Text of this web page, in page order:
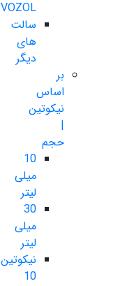
VOZOL
سالت
های
دیگر
بر
اساس
نیکوتین
|
حجم
10
میلی
لیتر
30
میلی
لیتر
نیکوتین
10